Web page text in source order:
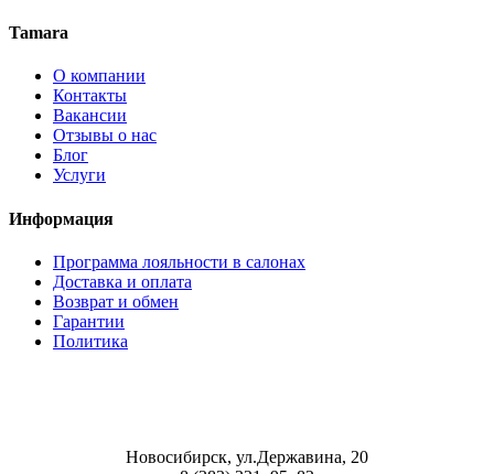
Tamara
О компании
Контакты
Вакансии
Отзывы о нас
Блог
Услуги
Информация
Программа лояльности в салонах
Доставка и оплата
Возврат и обмен
Гарантии
Политика
Новосибирск, ул.Державина, 20